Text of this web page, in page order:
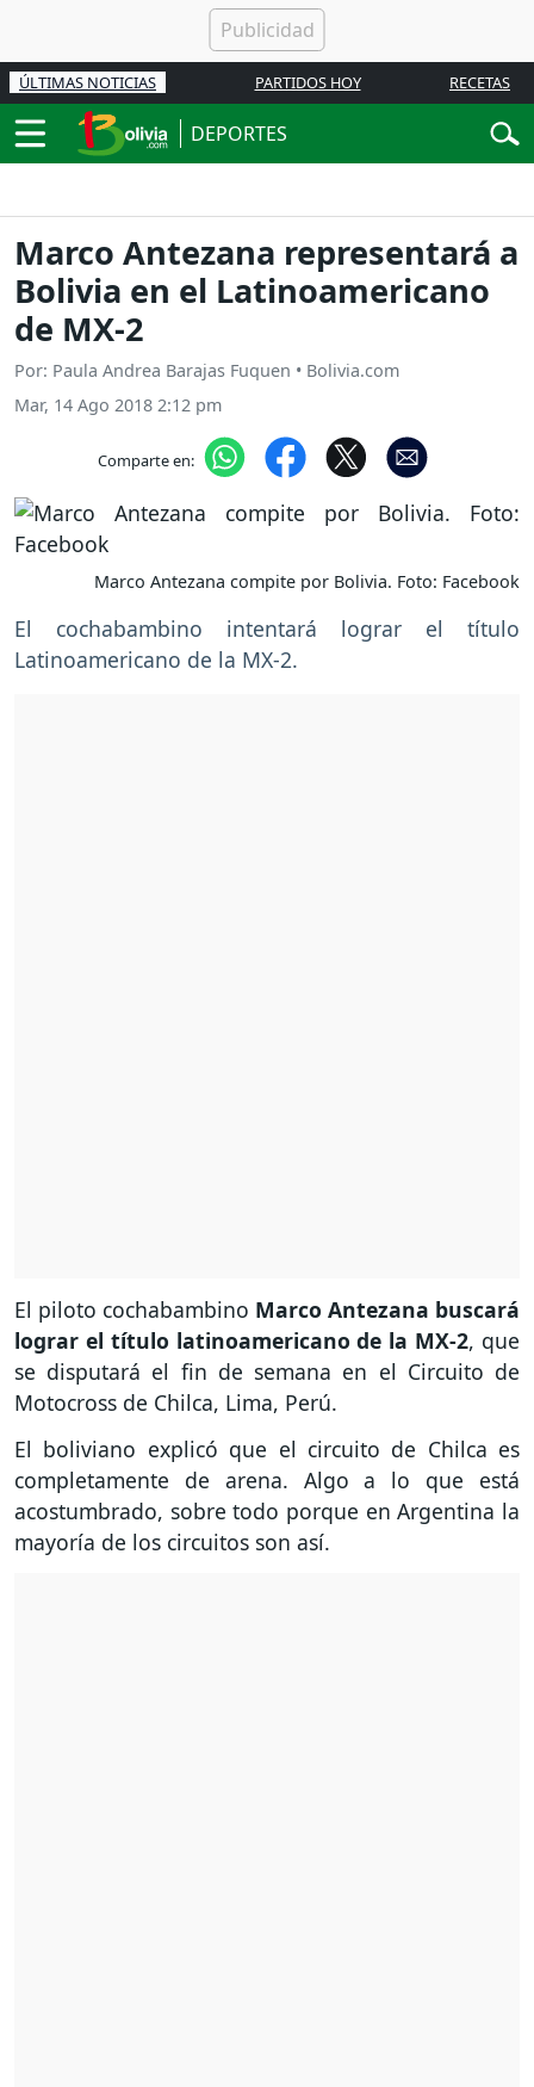
ÚLTIMAS NOTICIAS PARTIDOS HOY RECETAS
DEPORTES
Marco Antezana representará a
Bolivia en el Latinoamericano
de MX-2
Por: Paula Andrea Barajas Fuquen • Bolivia.com
Mar, 14 Ago 2018 2:12 pm
Comparte en:
Marco Antezana compite por Bolivia. Foto: Facebook
El cochabambino intentará lograr el título
Latinoamericano de la MX-2.
El piloto cochabambino Marco Antezana buscará
lograr el título latinoamericano de la MX-2, que
se disputará el fin de semana en el Circuito de
Motocross de Chilca, Lima, Perú.
El boliviano explicó que el circuito de Chilca es
completamente de arena. Algo a lo que está
acostumbrado, sobre todo porque en Argentina la
mayoría de los circuitos son así.